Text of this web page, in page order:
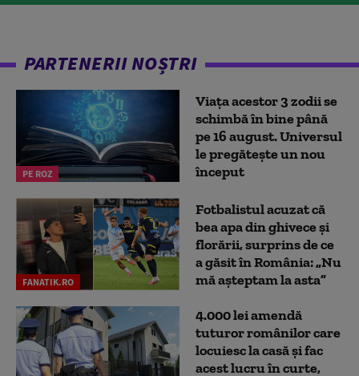
PARTENERII NOȘTRI
PE ROZ
Viața acestor 3 zodii se
schimbă în bine până
pe 16 august. Universul
le pregătește un nou
început
FANATIK.RO
Fotbalistul acuzat că
bea apa din ghivece și
florării, surprins de ce
a găsit în România: „Nu
mă așteptam la asta”
4.000 lei amendă
tuturor românilor care
locuiesc la casă și fac
acest lucru în curte,